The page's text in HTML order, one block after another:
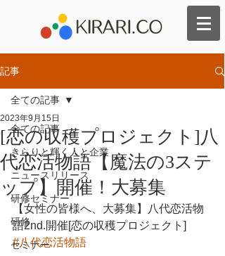
記事
全ての記事
きらりと輝く人と企業
ニュースリリース
研修セミナー
研修
セミナー
全ての記事
[恋の収穫プロジェクト]八
代恋活物語【魔法の3ステ
ップ】開催！大募集
2023年9月15日
【女性の皆様へ、大募集】八代恋活物
語2nd.開催[恋の収穫プロジェクト]
#八代恋活物語